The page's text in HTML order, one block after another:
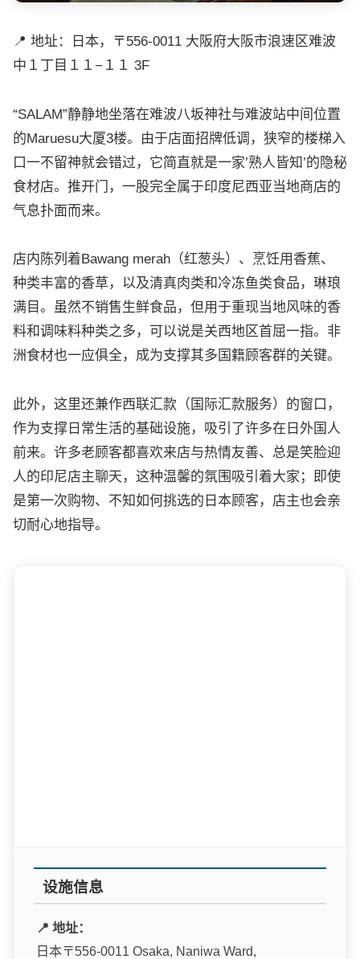
📍 地址：日本，〒556-0011 大阪府大阪市浪速区难波
中１丁目１１−１１ 3F
“SALAM”静静地坐落在难波八坂神社与难波站中间位置
的Maruesu大厦3楼。由于店面招牌低调，狭窄的楼梯入
口一不留神就会错过，它简直就是一家’熟人皆知’的隐秘
食材店。推开门，一股完全属于印度尼西亚当地商店的
气息扑面而来。
店内陈列着Bawang merah（红葱头）、烹饪用香蕉、
种类丰富的香草，以及清真肉类和冷冻鱼类食品，琳琅
满目。虽然不销售生鲜食品，但用于重现当地风味的香
料和调味料种类之多，可以说是关西地区首屈一指。非
洲食材也一应俱全，成为支撑其多国籍顾客群的关键。
此外，这里还兼作西联汇款（国际汇款服务）的窗口，
作为支撑日常生活的基础设施，吸引了许多在日外国人
前来。许多老顾客都喜欢来店与热情友善、总是笑脸迎
人的印尼店主聊天，这种温馨的氛围吸引着大家；即使
是第一次购物、不知如何挑选的日本顾客，店主也会亲
切耐心地指导。
设施信息
📍 地址：
日本〒556-0011 Osaka, Naniwa Ward,